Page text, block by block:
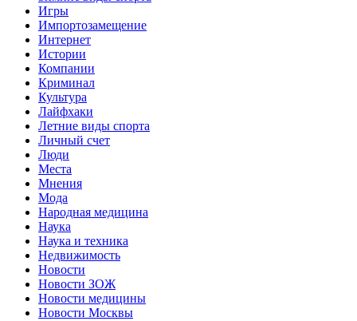
Игры
Импортозамещение
Интернет
Истории
Компании
Криминал
Культура
Лайфхаки
Летние виды спорта
Личный счет
Люди
Места
Мнения
Мода
Народная медицина
Наука
Наука и техника
Недвижимость
Новости
Новости ЗОЖ
Новости медицины
Новости Москвы